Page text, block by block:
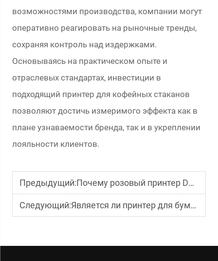
возможностями производства, компании могут
оперативно реагировать на рыночные тренды,
сохраняя контроль над издержками.
Основываясь на практическом опыте и
отраслевых стандартах, инвестиции в
подходящий принтер для кофейных стаканов
позволяют достичь измеримого эффекта как в
плане узнаваемости бренда, так и в укреплении
лояльности клиентов.
Предыдущий:Почему розовый принтер DTF набирает популярность?
Следующий:Является ли принтер для бумажных пакетов экономически выгодным решением для малого бизнеса?